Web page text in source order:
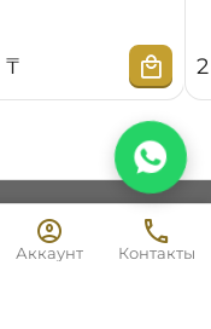
₸
В корзину
Аккаунт Контакты